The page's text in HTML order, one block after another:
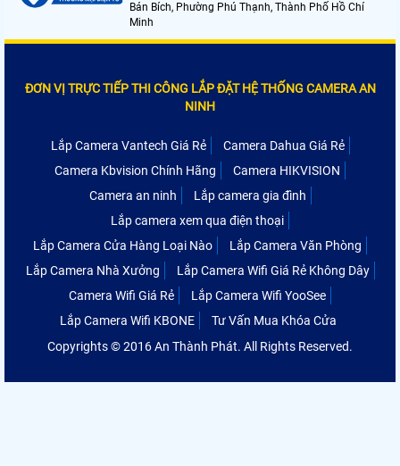
Bán Bích, Phường Phú Thạnh, Thành Phố Hồ Chí
Minh
ĐƠN VỊ TRỰC TIẾP THI CÔNG LẮP ĐẶT HỆ THỐNG CAMERA AN
NINH
Lắp Camera Vantech Giá Rẻ
Camera Dahua Giá Rẻ
Camera Kbvision Chính Hãng
Camera HIKVISION
Camera an ninh
Lắp camera gia đình
Lắp camera xem qua điện thoại
Lắp Camera Cửa Hàng Loại Nào
Lắp Camera Văn Phòng
Lắp Camera Nhà Xưởng
Lắp Camera Wifi Giá Rẻ Không Dây
Camera Wifi Giá Rẻ
Lắp Camera Wifi YooSee
Lắp Camera Wifi KBONE
Tư Vấn Mua Khóa Cửa
Copyrights © 2016 An Thành Phát. All Rights Reserved.